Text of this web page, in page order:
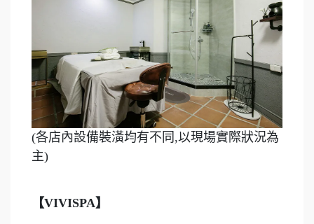
(各店內設備裝潢均有不同,以現場實際狀況為
主)
【VIVISPA】